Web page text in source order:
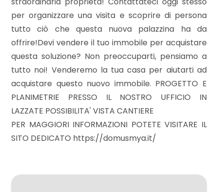
per organizzare una visita e scoprire di persona
tutto ciò che questa nuova palazzina ha da
offrire!Devi vendere il tuo immobile per acquistare
questa soluzione? Non preoccuparti, pensiamo a
tutto noi! Venderemo la tua casa per aiutarti ad
acquistare questo nuovo immobile. PROGETTO E
PLANIMETRIE PRESSO IL NOSTRO UFFICIO IN
LAZZATE POSSIBILITA' VISTA CANTIERE
PER MAGGIORI INFORMAZIONI POTETE VISITARE IL
SITO DEDICATO https://domusmya.it/
4
5
5+
Camere
minime